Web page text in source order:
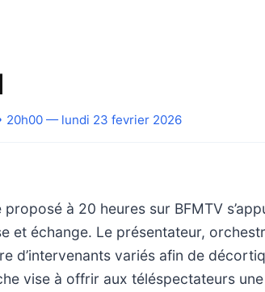
20h00 — lundi 23 fevrier 2026
à 20 heures sur BFMTV
et échange. Le présentateur,
d’intervenants variés afin de
vise à offrir aux téléspectateurs